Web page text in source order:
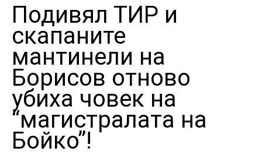
Подивял ТИР и
скапаните
мантинели на
Борисов отново
убиха човек на
“магистралата на
Бойко”!